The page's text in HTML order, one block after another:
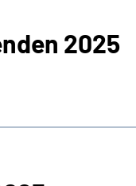
2025